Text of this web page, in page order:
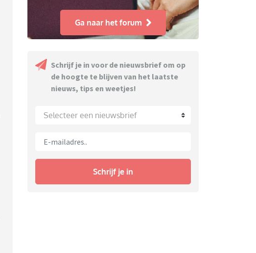
Ga naar het forum
Schrijf je in voor de nieuwsbrief om op
de hoogte te blijven van het laatste
nieuws, tips en weetjes!
Selecteer een nieuwsbrief
Schrijf je in